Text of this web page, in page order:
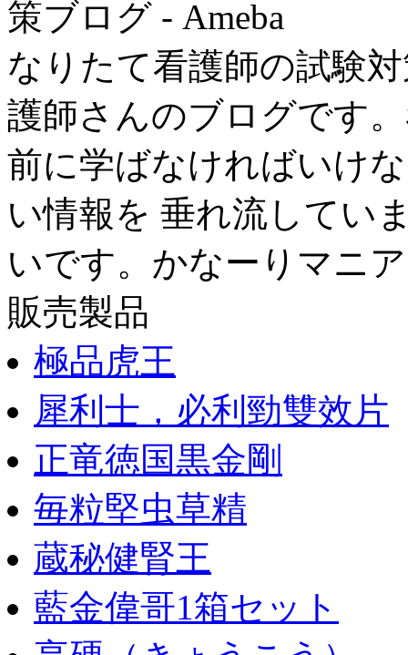
策ブログ - Ameba
なりたて看護師の試験
護師さんのブログです
前に学ばなければいけ
い情報を 垂れ流してい
いです。かなーりマニ
販売製品
極品虎王
犀利士，必利勁雙效片
正竜徳国黒金剛
毎粒堅虫草精
蔵秘健腎王
藍金偉哥1箱セット